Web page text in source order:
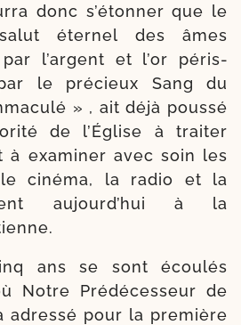
donc s’é­ton­ner que le
éter­nel des âmes
l’argent et l’or péris­
le pré­cieux Sang du
» , ait déjà pous­sé
de l’Église à trai­ter
à exa­mi­ner avec soin les
ciné­ma, la radio et la
aujourd’­hui à la
ans se sont écou­lés
Notre Prédécesseur de
adres­sé pour la pre­mière